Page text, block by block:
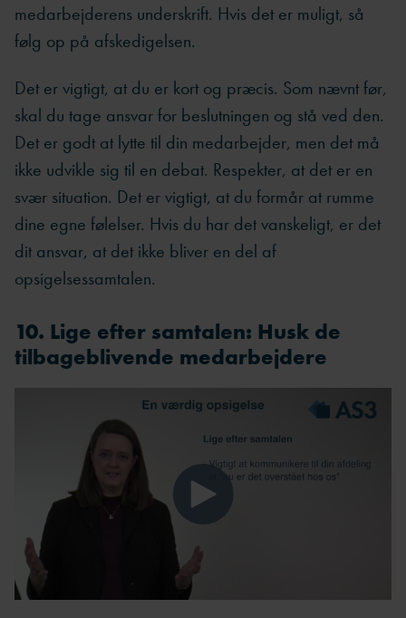
medarbejderens underskrift. Hvis det er muligt, så
følg op på afskedigelsen.
Det er vigtigt, at du er kort og præcis. Som nævnt før,
skal du tage ansvar for beslutningen og stå ved den.
Det er godt at lytte til din medarbejder, men det må
ikke udvikle sig til en debat. Respekter, at det er en
svær situation. Det er vigtigt, at du formår at rumme
dine egne følelser. Hvis du har det vanskeligt, er det
dit ansvar, at det ikke bliver en del af
opsigelsessamtalen.
10. Lige efter samtalen: Husk de
tilbageblivende medarbejdere